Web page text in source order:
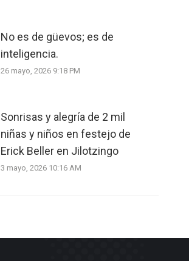
No es de güevos; es de
inteligencia.
26 mayo, 2026 9:18 PM
Sonrisas y alegría de 2 mil
niñas y niños en festejo de
Erick Beller en Jilotzingo
3 mayo, 2026 10:16 AM